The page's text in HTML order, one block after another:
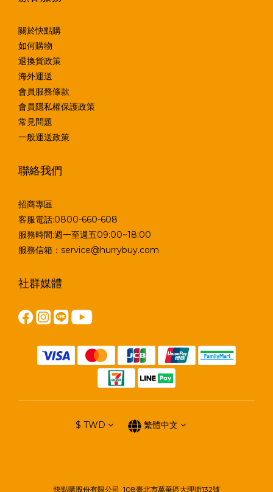
關於快點購
如何購物
退換貨政策
海外運送
會員服務條款
會員隱私權保護政策
常見問題
一般運送政策
聯絡我們
招商專區
客服電話:0800-660-608
服務時間:週一至週五09:00~18:00
服務信箱：service@hurrybuy.com
社群媒體
$ TWD 繁體中文
快點購股份有限公司 108臺北市萬華區大理街132號